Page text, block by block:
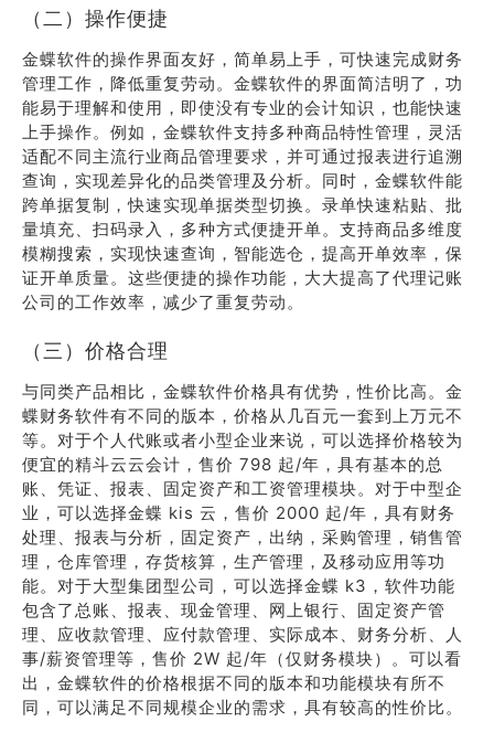
（二）操作便捷
金蝶软件的操作界面友好，简单易上手，可快速完成财务
管理工作，降低重复劳动。金蝶软件的界面简洁明了，功
能易于理解和使用，即使没有专业的会计知识，也能快速
上手操作。例如，金蝶软件支持多种商品特性管理，灵活
适配不同主流行业商品管理要求，并可通过报表进行追溯
查询，实现差异化的品类管理及分析。同时，金蝶软件能
跨单据复制，快速实现单据类型切换。录单快速粘贴、批
量填充、扫码录入，多种方式便捷开单。支持商品多维度
模糊搜索，实现快速查询，智能选仓，提高开单效率，保
证开单质量。这些便捷的操作功能，大大提高了代理记账
公司的工作效率，减少了重复劳动。
（三）价格合理
与同类产品相比，金蝶软件价格具有优势，性价比高。金
蝶财务软件有不同的版本，价格从几百元一套到上万元不
等。对于个人代账或者小型企业来说，可以选择价格较为
便宜的精斗云云会计，售价 798 起/年，具有基本的总
账、凭证、报表、固定资产和工资管理模块。对于中型企
业，可以选择金蝶 kis 云，售价 2000 起/年，具有财务
处理、报表与分析，固定资产，出纳，采购管理，销售管
理，仓库管理，存货核算，生产管理，及移动应用等功
能。对于大型集团型公司，可以选择金蝶 k3，软件功能
包含了总账、报表、现金管理、网上银行、固定资产管
理、应收款管理、应付款管理、实际成本、财务分析、人
事/薪资管理等，售价 2W 起/年（仅财务模块）。可以看
出，金蝶软件的价格根据不同的版本和功能模块有所不
同，可以满足不同规模企业的需求，具有较高的性价比。